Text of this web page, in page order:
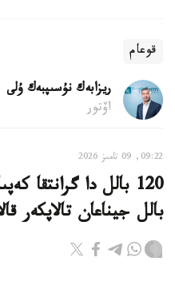
قوعام
ريزابەك نۇسىپبەك ۇلى
اۆتور
09:22, 09 تامىز 2026
بالل جيناعان تالاپكەر